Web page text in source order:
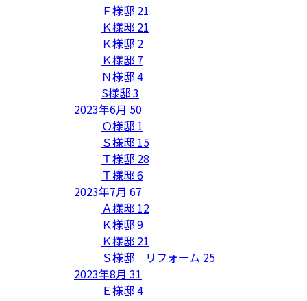
Ｆ様邸 21
Ｋ様邸 21
Ｋ様邸 2
Ｋ様邸 7
Ｎ様邸4
S様邸3
2023年6月 50
Ｏ様邸 1
Ｓ様邸 15
Ｔ様邸 28
Ｔ様邸6
2023年7月 67
Ａ様邸 12
Ｋ様邸9
Ｋ様邸 21
Ｓ様邸 リフォーム 25
2023年8月 31
Ｅ様邸4